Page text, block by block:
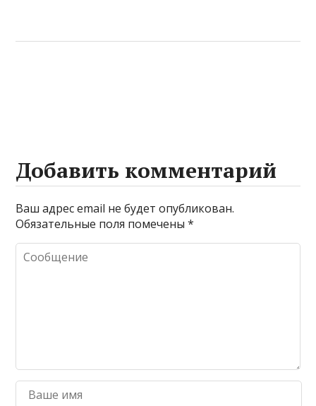
Добавить комментарий
Ваш адрес email не будет опубликован.
Обязательные поля помечены*